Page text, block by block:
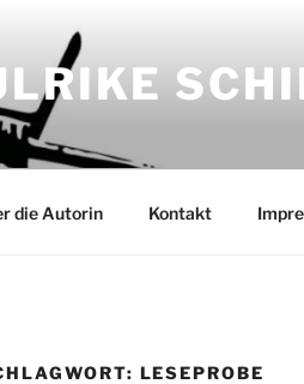
die Autorin Kontakt
LESEPROBE